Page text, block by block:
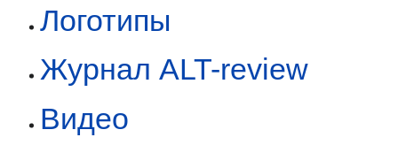
Логотипы
Журнал ALT-review
Видео